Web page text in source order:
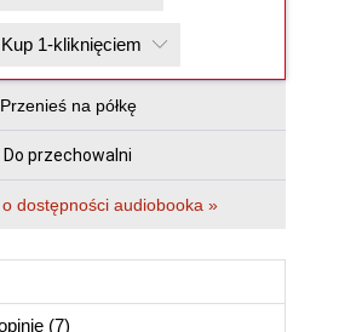
Kup 1-kliknięciem
Przenieś na półkę
Do przechowalni
dostępności audiobooka »
(7)